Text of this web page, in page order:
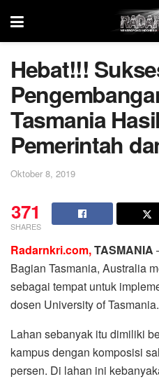
Hebat!!!
Tasmania
Pemerintah
Oktober 8, 2019
371
SHARES
Radarnkri.com,TASMANIA
Bagian Tasmania, Australia
sebagai tempat untuk
dosen University of Tasmania.
Lahan sebanyak itu dimiliki
kampus dengan komposisi
persen. Di lahan ini